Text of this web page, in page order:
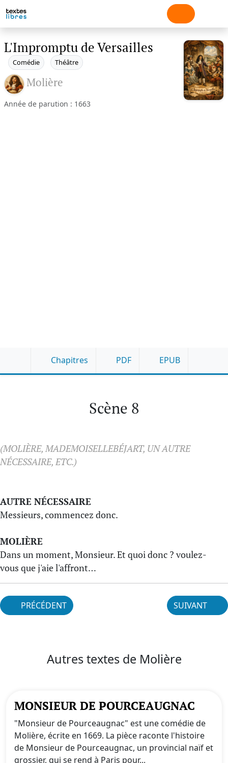
L'Impromptu de Versailles
Comédie Théâtre
Molière
Année de parution : 1663
Chapitres PDF EPUB
Scène 8
(MOLIÈRE, MADEMOISELLEBÉJART, UN AUTRE
NÉCESSAIRE, ETC.)
AUTRE NÉCESSAIRE
Messieurs, commencez donc.
MOLIÈRE
Dans un moment, Monsieur. Et quoi donc ? voulez-
vous que j'aie l'affront…
PRÉCÉDENT SUIVANT
Autres textes de Molière
MONSIEUR DE POURCEAUGNAC
"Monsieur de Pourceaugnac" est une comédie de
Molière, écrite en 1669. La pièce raconte l'histoire
de Monsieur de Pourceaugnac, un provincial naïf et
grossier, qui se rend à Paris pour...